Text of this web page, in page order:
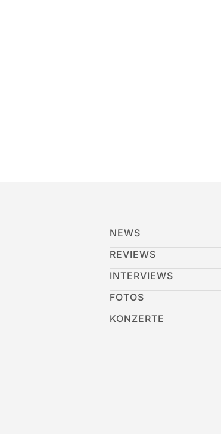
NEWS
REVIEWS
INTERVIEWS
FOTOS
KONZERTE